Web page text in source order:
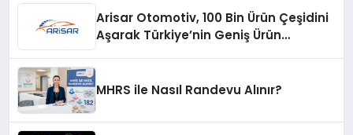
Arisar Otomotiv, 100 Bin Ürün Çeşidini
Aşarak Türkiye’nin Geniş Ürün
MHRS ile Nasıl Randevu Alınır?